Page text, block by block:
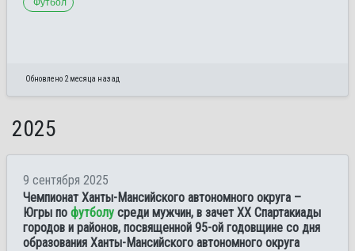
Футбол
Обновлено 2 месяца назад
2025
9 сентября 2025
Чемпионат Ханты-Мансийского автономного округа –
Югры по футболу среди мужчин, в зачет ХХ Спартакиады
городов и районов, посвященной 95-ой годовщине со дня
образования Ханты-Мансийского автономного округа